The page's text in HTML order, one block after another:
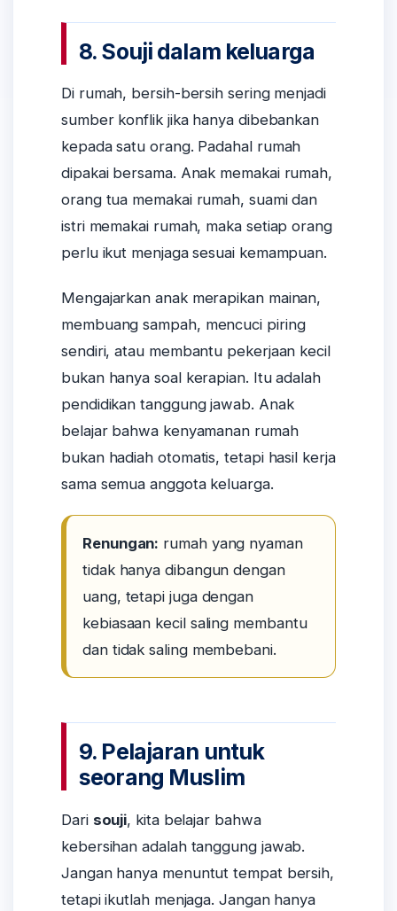
8. Souji dalam keluarga
Di rumah, bersih-bersih sering menjadi
sumber konflik jika hanya dibebankan
kepada satu orang. Padahal rumah
dipakai bersama. Anak memakai rumah,
orang tua memakai rumah, suami dan
istri memakai rumah, maka setiap orang
perlu ikut menjaga sesuai kemampuan.
Mengajarkan anak merapikan mainan,
membuang sampah, mencuci piring
sendiri, atau membantu pekerjaan kecil
bukan hanya soal kerapian. Itu adalah
pendidikan tanggung jawab. Anak
belajar bahwa kenyamanan rumah
bukan hadiah otomatis, tetapi hasil kerja
sama semua anggota keluarga.
Renungan: rumah yang nyaman
tidak hanya dibangun dengan
uang, tetapi juga dengan
kebiasaan kecil saling membantu
dan tidak saling membebani.
9. Pelajaran untuk
seorang Muslim
Dari souji, kita belajar bahwa
kebersihan adalah tanggung jawab.
Jangan hanya menuntut tempat bersih,
tetapi ikutlah menjaga. Jangan hanya